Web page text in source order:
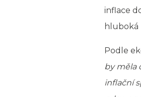
inflace
hluboká
Podle
by měla
inflační